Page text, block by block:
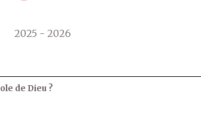
2025 - 2026
de Dieu ?